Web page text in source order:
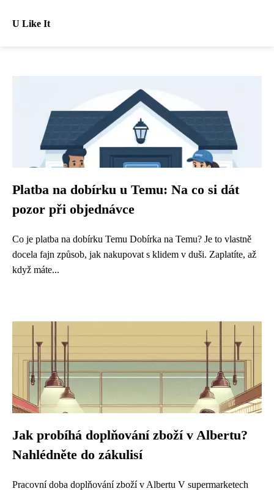
U Like It
Platba na dobírku u Temu: Na co si dát
pozor při objednávce
Co je platba na dobírku Temu Dobírka na Temu? Je to vlastně
docela fajn způsob, jak nakupovat s klidem v duši. Zaplatíte, až
když máte...
Jak probíhá doplňování zboží v Albertu?
Nahlédněte do zákulisí
Pracovní doba doplňování zboží v Albertu V supermarketech